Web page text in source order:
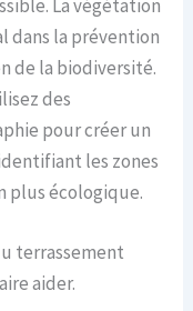
La végétation
dans la prévention
de la biodiversité.
des
pour créer un
les zones
plus écologique.
terrassement
aider.